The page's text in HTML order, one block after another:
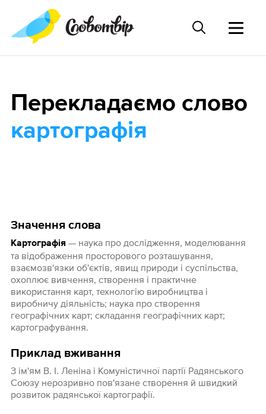
Значення слова
Картографія— наука про дослідження, моделювання
та відображення просторового розташування,
взаємозв'язки об'єктів, явищ природи і суспільства,
охоплює вивчення, створення і практичне
використання карт, технологію виробництва і
виробничу діяльність; наука про створення
географічних карт; складання географічних карт;
картографування.
Приклад вживання
З ім'ям В. І. Леніна і Комуністичної партії Радянського
Союзу нерозривно пов'язане створення й швидкий
розвиток радянської картографії.
Перекладаємо слово
картографія